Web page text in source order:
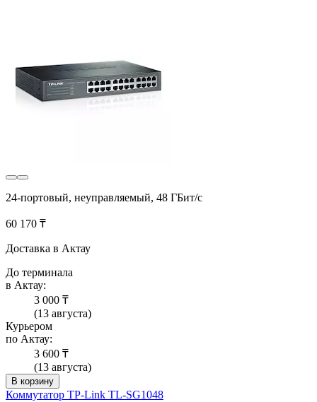
24-портовый, неуправляемый, 48 ГБит/с
60 170 ₸
Доставка в Актау
До терминала
в Актау:
3 000 ₸
(13 августа)
Курьером
по Актау:
3 600 ₸
(13 августа)
В корзину
Коммутатор TP-Link TL-SG1048